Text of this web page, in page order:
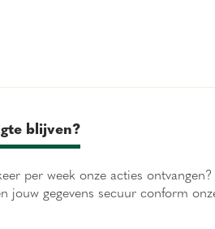
blijven?
per week onze acties
jouw gegevens secuur conform